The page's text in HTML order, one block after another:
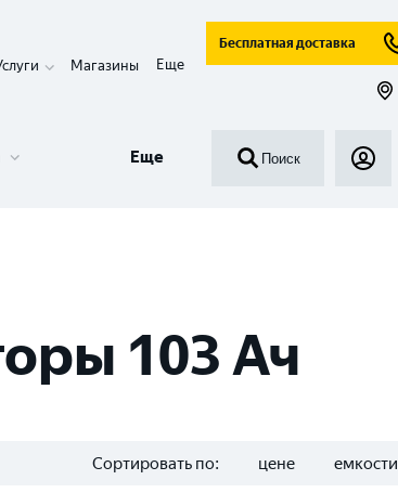
Магазины Еще
Бесплатная доставка
Еще Поиск
103 Ач
Сортировать по: цене емкости